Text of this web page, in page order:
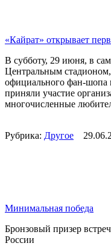
«Кайрат» открывает
В субботу, 29 июня, в
Центральным
официального фан-шопа
приняли участие
многочисленные
Рубрика: Другое
Минимальная победа
Бронзовый призер
России